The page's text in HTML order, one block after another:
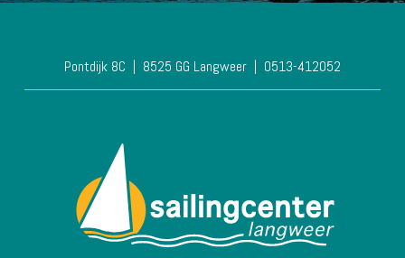
Pontdijk 8C 8525 GG Langweer 0513-412052